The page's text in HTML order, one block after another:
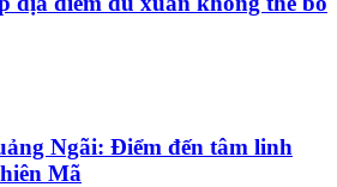
Ngãi: Điểm đến tâm linh
Mã